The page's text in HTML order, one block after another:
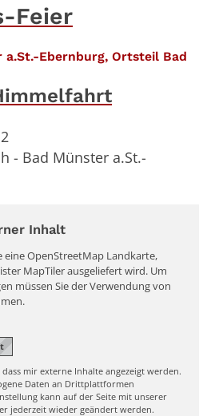
Feier
Ebernburg, Ortsteil Bad
- Bad Münster a.St.-
Inhalt
eine OpenStreetMap Landkarte,
MapTiler ausgeliefert wird. Um
müssen Sie der Verwendung von
mir externe Inhalte angezeigt werden.
Daten an Drittplattformen
kann auf der Seite mit unserer
jederzeit wieder geändert werden.